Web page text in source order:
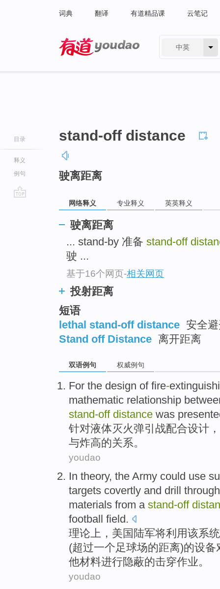
词典 翻译 有道精品课 云笔记
中英
目录
释义
例句
stand-off distance
驶离距离
网络释义 专业释义 英英释义
驶离距离
... stand-by 准备 stand-off
驶 ...
基于16个网页-相关网页
投射距离
短语
lethal stand-off distance 安全
Stand off Distance 离开距离
双语例句 权威例句
For the design of fire-
mathematic relationship
stand-off distance was
针对液体灭火弹引战配合设计 ，
与炸高的关系。
youdao
In theory, the Army could use
targets covertly and drill
through
materials from a stand-off
football field.
理论上 ， 美国 陆军将利用该系统
(超过一个足球场的距离)的设备
他材料进行隐蔽的击穿作业。
youdao